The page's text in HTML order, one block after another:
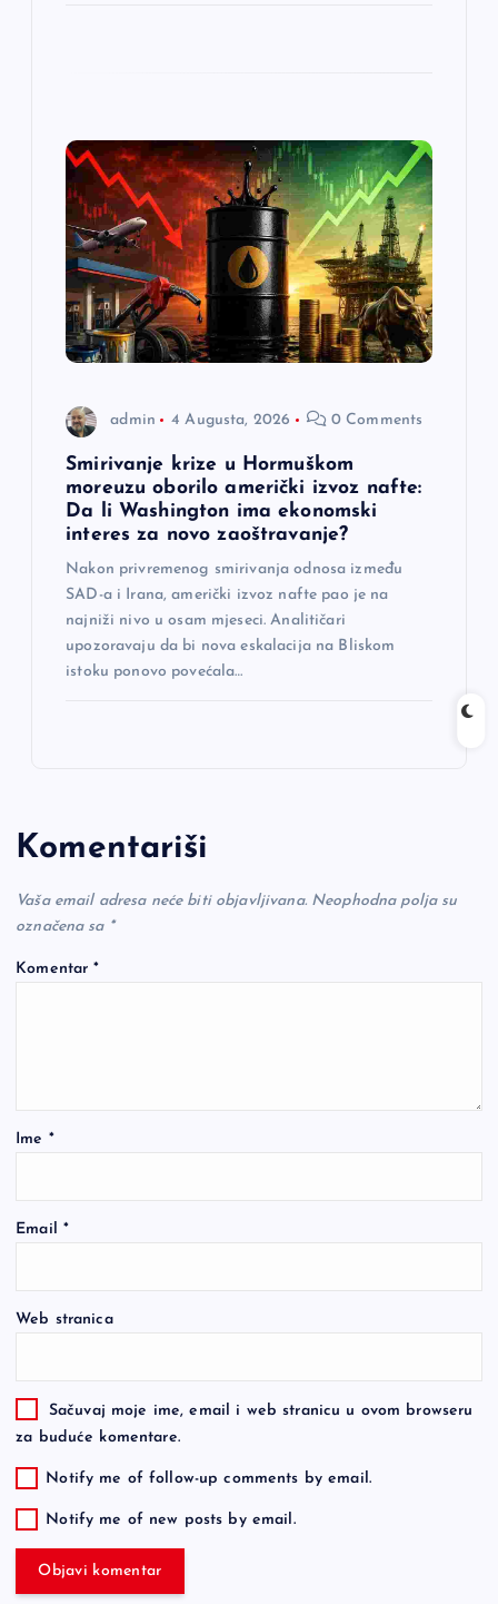
admin 4 Augusta, 2026 0 Comments
Smirivanje krize u Hormuškom
moreuzu oborilo američki izvoz nafte:
Da li Washington ima ekonomski
interes za novo zaoštravanje?
Nakon privremenog smirivanja odnosa između
SAD-a i Irana, američki izvoz nafte pao je na
najniži nivo u osam mjeseci. Analitičari
upozoravaju da bi nova eskalacija na Bliskom
istoku ponovo povećala…
Komentariši
Vaša email adresa neće biti objavljivana. Neophodna polja su
označena sa *
Komentar*
Ime *
Email *
Web stranica
Sačuvaj moje ime, email i web stranicu u ovom browseru
za buduće komentare.
Notify me of follow-up comments by email.
Notify me of new posts by email.